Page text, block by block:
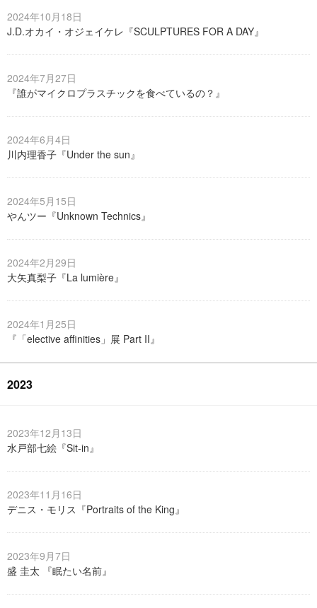
2024年10月18日
J.D.オカイ・オジェイケレ『SCULPTURES FOR A DAY』
2024年7月27日
『誰がマイクロプラスチックを食べているの？』
2024年6月4日
川内理香子『Under the sun』
2024年5月15日
やんツー『Unknown Technics』
2024年2月29日
大矢真梨子『La lumière』
2024年1月25日
『「elective affinities」展 Part II』
2023
2023年12月13日
水戸部七絵『Sit-in』
2023年11月16日
デニス・モリス『Portraits of the King』
2023年9月7日
盛 圭太 『眠たい名前』